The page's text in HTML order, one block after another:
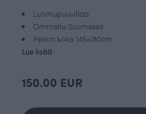
Luomupuuvillaa
Ommeltu Suomessa
Peiton koko 145x180cm
Lue lisää
150.00 EUR